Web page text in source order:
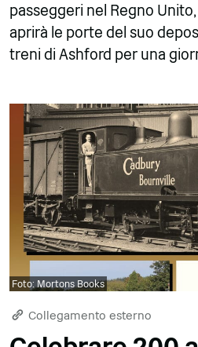
passeggeri nel Regno
aprirà le porte del suo
treni di Ashford per una
Foto: Mortons Books
Collegamento esterno